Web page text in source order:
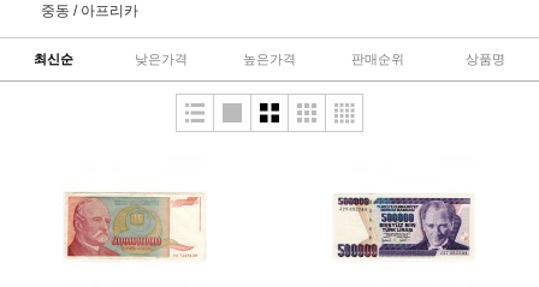
중동 / 아프리카
최신순 낮은가격 높은가격 판매순위 상품명